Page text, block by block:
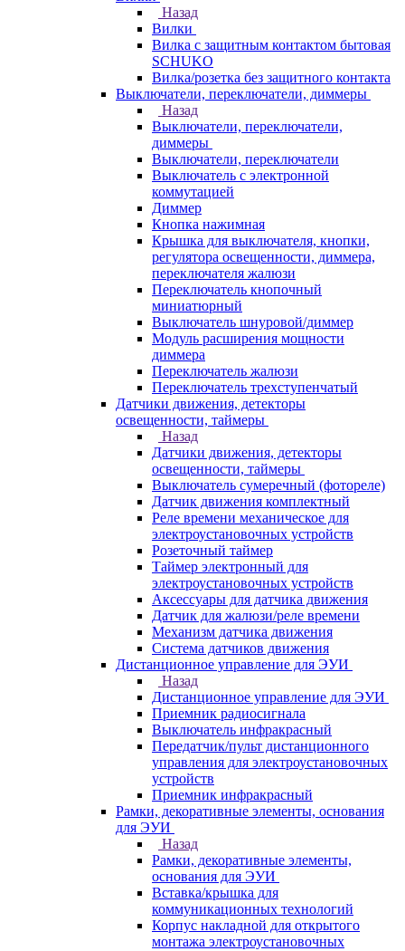
Назад
Вилки
Вилка с защитным контактом бытовая
SCHUKO
Вилка/розетка без защитного контакта
Выключатели, переключатели, диммеры
Назад
Выключатели, переключатели,
диммеры
Выключатели, переключатели
Выключатель с электронной
коммутацией
Диммер
Кнопка нажимная
Крышка для выключателя, кнопки,
регулятора освещенности, диммера,
переключателя жалюзи
Переключатель кнопочный
миниатюрный
Выключатель шнуровой/диммер
Модуль расширения мощности
диммера
Переключатель жалюзи
Переключатель трехступенчатый
Датчики движения, детекторы
освещенности, таймеры
Назад
Датчики движения, детекторы
освещенности, таймеры
Выключатель сумеречный (фотореле)
Датчик движения комплектный
Реле времени механическое для
электроустановочных устройств
Розеточный таймер
Таймер электронный для
электроустановочных устройств
Аксессуары для датчика движения
Датчик для жалюзи/реле времени
Механизм датчика движения
Система датчиков движения
Дистанционное управление для ЭУИ
Назад
Дистанционное управление для ЭУИ
Приемник радиосигнала
Выключатель инфракрасный
Передатчик/пульт дистанционного
управления для электроустановочных
устройств
Приемник инфракрасный
Рамки, декоративные элементы, основания
для ЭУИ
Назад
Рамки, декоративные элементы,
основания для ЭУИ
Вставка/крышка для
коммуникационных технологий
Корпус накладной для открытого
монтажа электроустановочных